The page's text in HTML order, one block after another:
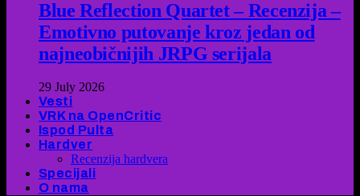
Blue Reflection Quartet – Recenzija –
Emotivno putovanje kroz jedan od
najneobičnijih JRPG serijala
29 July 2026
Vesti
VRK na OpenCritic
Ispod Pulta
Hardver
Recenzija hardvera
Specijali
O nama